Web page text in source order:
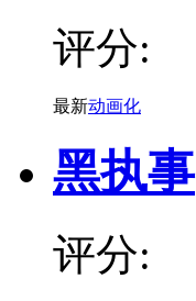
评分:
最新动画化
黑执事
评分: